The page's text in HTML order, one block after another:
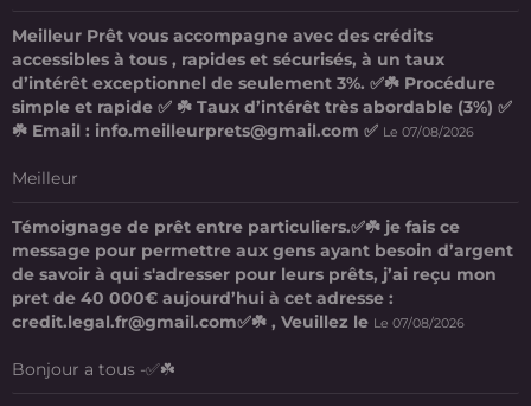
Meilleur Prêt vous accompagne avec des crédits
accessibles à tous , rapides et sécurisés, à un taux
d’intérêt exceptionnel de seulement 3%. ✅☘️ Procédure
simple et rapide ✅ ☘️ Taux d’intérêt très abordable (3%) ✅
☘️ Email : info.meilleurprets@gmail.com ✅ Le 07/08/2026
Meilleur
Témoignage de prêt entre particuliers.✅☘️ je fais ce
message pour permettre aux gens ayant besoin d’argent
de savoir à qui s'adresser pour leurs prêts, j’ai reçu mon
pret de 40 000€ aujourd’hui à cet adresse :
credit.legal.fr@gmail.com✅☘️ , Veuillez le Le 07/08/2026
Bonjour a tous -✅☘️